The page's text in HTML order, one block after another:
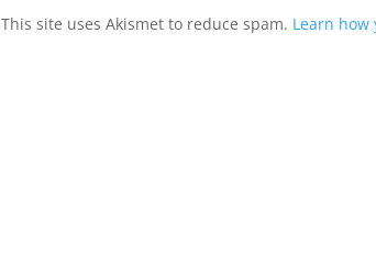
This site uses Akismet to reduce spam. Learn how